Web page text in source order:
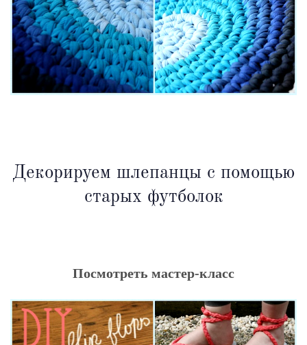
Декорируем шлепанцы с помощью
старых футболок
Посмотреть мастер-класс